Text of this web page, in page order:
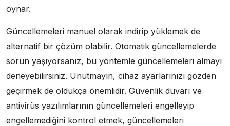
oynar.
Güncellemeleri manuel olarak indirip yüklemek de
alternatif bir çözüm olabilir. Otomatik güncellemelerde
sorun yaşıyorsanız, bu yöntemle güncellemeleri almayı
deneyebilirsiniz. Unutmayın, cihaz ayarlarınızı gözden
geçirmek de oldukça önemlidir. Güvenlik duvarı ve
antivirüs yazılımlarının güncellemeleri engelleyip
engellemediğini kontrol etmek, güncellemeleri